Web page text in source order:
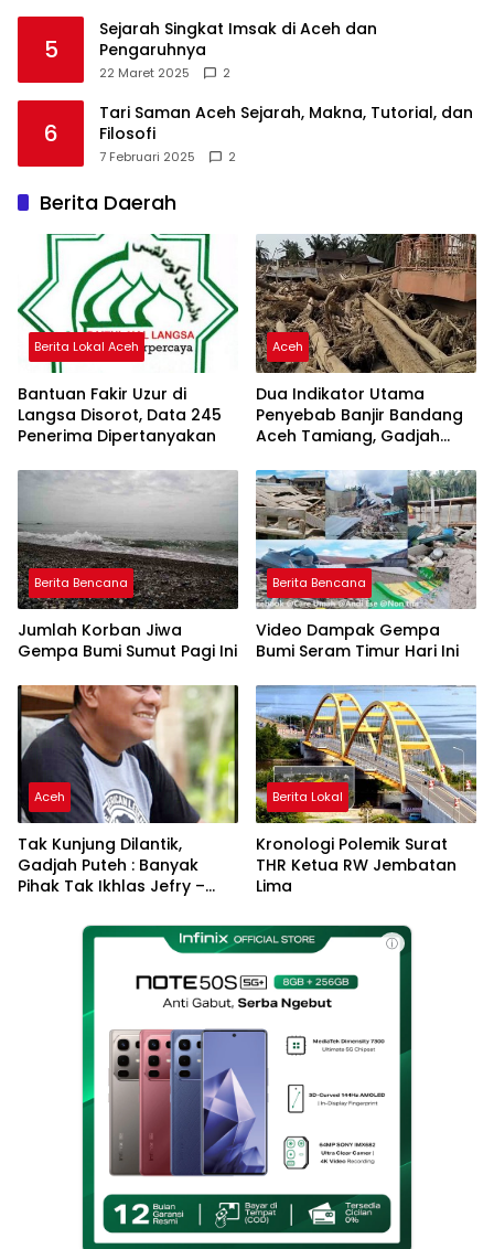
5
Sejarah Singkat Imsak di Aceh dan
Pengaruhnya
22 Maret 2025 2
6
Tari Saman Aceh Sejarah, Makna, Tutorial, dan
Filosofi
7 Februari 2025 2
Berita Daerah
Berita Lokal Aceh
Bantuan Fakir Uzur di
Langsa Disorot, Data 245
Penerima Dipertanyakan
Aceh
Dua Indikator Utama
Penyebab Banjir Bandang
Aceh Tamiang, Gadjah
DAS
Berita Bencana
Jumlah Korban Jiwa
Gempa Bumi Sumut Pagi Ini
Berita Bencana
Video Dampak Gempa
Bumi Seram Timur Hari Ini
Aceh
Tak Kunjung Dilantik,
Gadjah Puteh : Banyak
Pihak Tak Ikhlas Jefry –
Berita Lokal
Kronologi Polemik Surat
THR Ketua RW Jembatan
Lima
ⓘ